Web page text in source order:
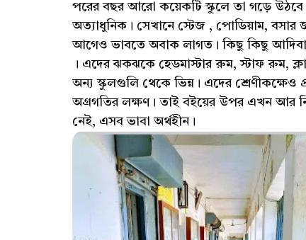
পরের বছর আরো কয়েকটি স্কুলে তা গড়ে
অত্যাধুনিক। সেখানে স্টেজ , পোডিয়াম,
আগেও ভাবতে অবাক লাগত। কিছু কিছু
। এদের ঝকঝকে হেডমাস্টার রুম, স্টাফ রুম,
অন্য স্কুলগুলি থেকে ভিন্ন। এদের শ্রেণীকক্ষেও
অগ্রগতির লক্ষণ। তাই বইয়ের উপর এখন আর
নেই, এসব ভাবা অর্থহীন।